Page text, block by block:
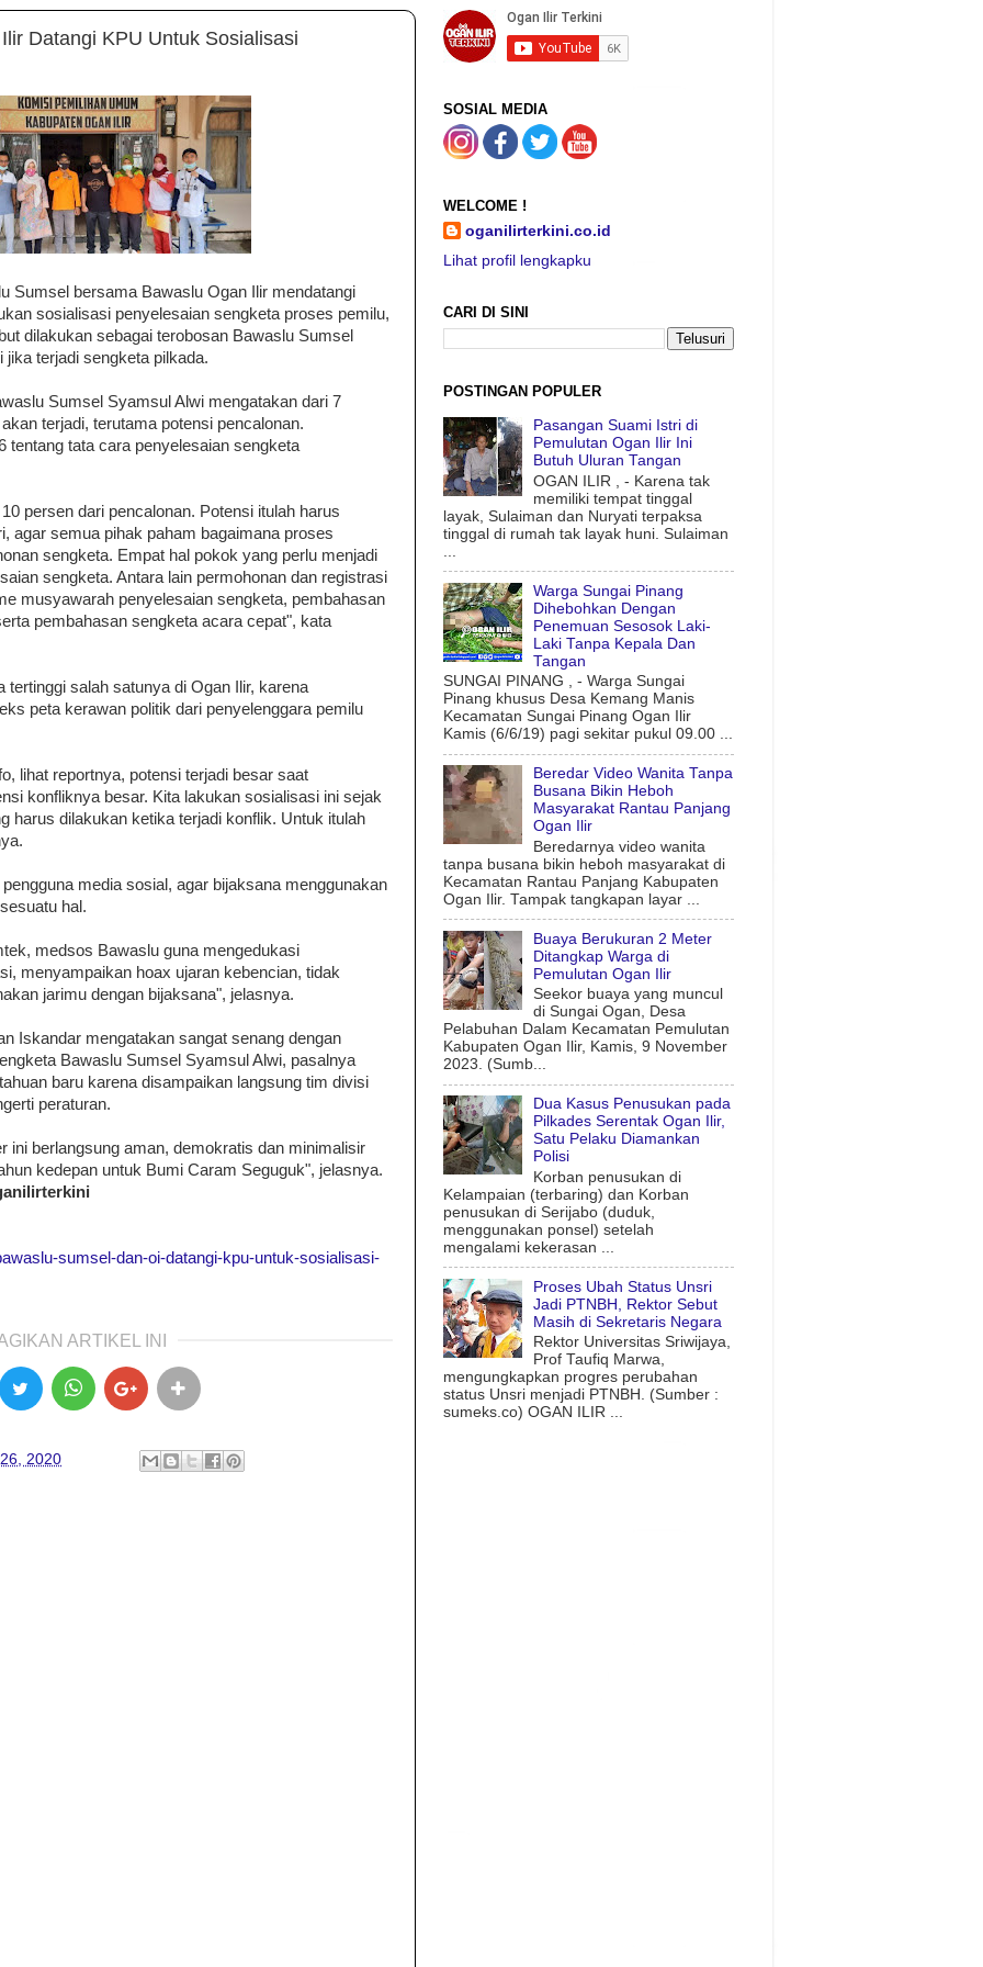
Datangi KPU Untuk Sosialisasi
Sumsel bersama Bawaslu Ogan Ilir mendatangi
sosialisasi penyelesaian sengketa proses pemilu,
dilakukan sebagai terobosan Bawaslu Sumsel
terjadi sengketa pilkada.
Sumsel Syamsul Alwi mengatakan dari 7
terjadi, terutama potensi pencalonan.
tentang tata cara penyelesaian sengketa
persen dari pencalonan. Potensi itulah harus
agar semua pihak paham bagaimana proses
sengketa. Empat hal pokok yang perlu menjadi
sengketa. Antara lain permohonan dan registrasi
musyawarah penyelesaian sengketa, pembahasan
pembahasan sengketa acara cepat", kata
salah satunya di Ogan Ilir, karena
peta kerawan politik dari penyelenggara pemilu
lihat reportnya, potensi terjadi besar saat
konfliknya besar. Kita lakukan sosialisasi ini sejak
harus dilakukan ketika terjadi konflik. Untuk itulah
media sosial, agar bijaksana menggunakan
hal.
medsos Bawaslu guna mengedukasi
menyampaikan hoax ujaran kebencian, tidak
jarimu dengan bijaksana", jelasnya.
Iskandar mengatakan sangat senang dengan
Bawaslu Sumsel Syamsul Alwi, pasalnya
baru karena disampaikan langsung tim divisi
peraturan.
ini berlangsung aman, demokratis dan minimalisir
kedepan untuk Bumi Caram Seguguk", jelasnya.
sumsel-dan-oi-datangi-kpu-untuk-sosialisasi-
ARTIKEL INI
2020
SOSIAL MEDIA
WELCOME !
oganilirterkini.co.id
Lihat profil lengkapku
CARI DI SINI
POSTINGAN POPULER
Pasangan Suami Istri di
Pemulutan Ogan Ilir Ini
Butuh Uluran Tangan
OGAN ILIR , - Karena tak
memiliki tempat tinggal
layak, Sulaiman dan Nuryati terpaksa
tinggal di rumah tak layak huni. Sulaiman
Warga Sungai Pinang
Dihebohkan Dengan
Penemuan Sesosok Laki-
Laki Tanpa Kepala Dan
Tangan
SUNGAI PINANG , - Warga Sungai
Pinang khusus Desa Kemang Manis
Kecamatan Sungai Pinang Ogan Ilir
Kamis (6/6/19) pagi sekitar pukul 09.00 ...
Beredar Video Wanita Tanpa
Busana Bikin Heboh
Masyarakat Rantau Panjang
Ogan Ilir
Beredarnya video wanita
tanpa busana bikin heboh masyarakat di
Kecamatan Rantau Panjang Kabupaten
Ogan Ilir. Tampak tangkapan layar ...
Buaya Berukuran 2 Meter
Ditangkap Warga di
Pemulutan Ogan Ilir
Seekor buaya yang muncul
di Sungai Ogan, Desa
Pelabuhan Dalam Kecamatan Pemulutan
Kabupaten Ogan Ilir, Kamis, 9 November
2023. (Sumb...
Dua Kasus Penusukan pada
Pilkades Serentak Ogan Ilir,
Satu Pelaku Diamankan
Polisi
Korban penusukan di
Kelampaian (terbaring) dan Korban
penusukan di Serijabo (duduk,
menggunakan ponsel) setelah
mengalami kekerasan ...
Proses Ubah Status Unsri
Jadi PTNBH, Rektor Sebut
Masih di Sekretaris Negara
Rektor Universitas Sriwijaya,
Prof Taufiq Marwa,
mengungkapkan progres perubahan
status Unsri menjadi PTNBH. (Sumber :
sumeks.co) OGAN ILIR ...